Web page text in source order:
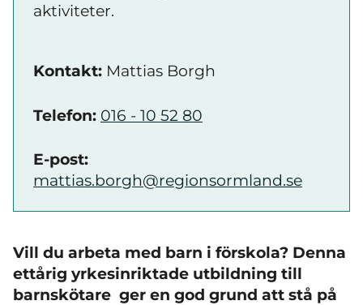
aktiviteter.
Kontakt: Mattias Borgh
Telefon: 016 - 10 52 80
E-post:
mattias.borgh@regionsormland.se
Vill du arbeta med barn i förskola? Denna
ettårig yrkesinriktade utbildning till
barnskötare ger en god grund att stå på